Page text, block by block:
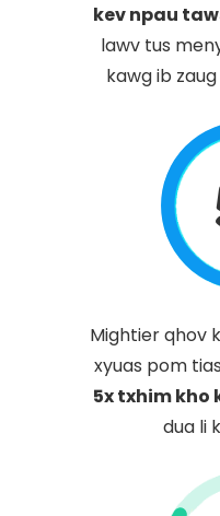
kev npau
lawv tus
kawg ib
Mightier qhov
xyuas pom
5x txhim kho
dua li